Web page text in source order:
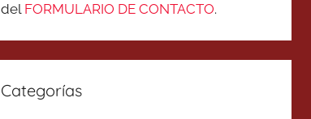
del FORMULARIO DE CONTACTO.
Categorías